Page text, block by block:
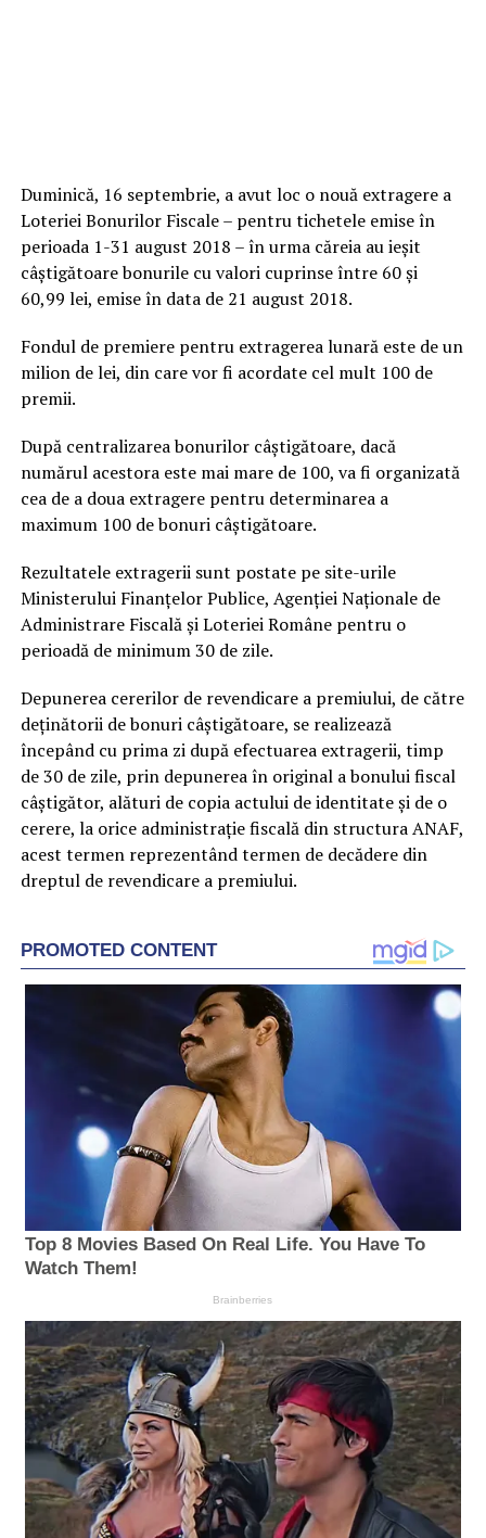
Duminică, 16 septembrie, a avut loc o nouă extragere a
Loteriei Bonurilor Fiscale – pentru tichetele emise în
perioada 1-31 august 2018 – în urma căreia au ieşit
câştigătoare bonurile cu valori cuprinse între 60 şi
60,99 lei, emise în data de 21 august 2018.
Fondul de premiere pentru extragerea lunară este de un
milion de lei, din care vor fi acordate cel mult 100 de
premii.
După centralizarea bonurilor câştigătoare, dacă
numărul acestora este mai mare de 100, va fi organizată
cea de a doua extragere pentru determinarea a
maximum 100 de bonuri câştigătoare.
Rezultatele extragerii sunt postate pe site-urile
Ministerului Finanţelor Publice, Agenţiei Naţionale de
Administrare Fiscală şi Loteriei Române pentru o
perioadă de minimum 30 de zile.
Depunerea cererilor de revendicare a premiului, de către
deţinătorii de bonuri câştigătoare, se realizează
începând cu prima zi după efectuarea extragerii, timp
de 30 de zile, prin depunerea în original a bonului fiscal
câştigător, alături de copia actului de identitate şi de o
cerere, la orice administraţie fiscală din structura ANAF,
acest termen reprezentând termen de decădere din
dreptul de revendicare a premiului.